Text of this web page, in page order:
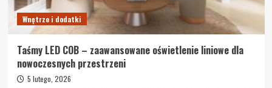
Wnętrze i dodatki
Taśmy LED COB – zaawansowane oświetlenie liniowe dla
nowoczesnych przestrzeni
5 lutego, 2026